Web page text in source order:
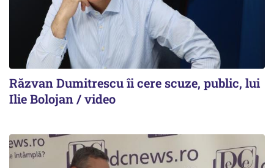
Răzvan Dumitrescu îi cere scuze, public, lui
Ilie Bolojan / video